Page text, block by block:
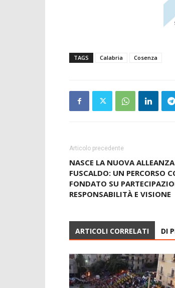
TAGS Calabria Cosenza
Articolo precedente
NASCE LA NUOVA ALLEANZA
FUSCALDO: UN PERCORSO
FONDATO SU
RESPONSABILITÀ E VISIONE
ARTICOLI CORRELATI DI